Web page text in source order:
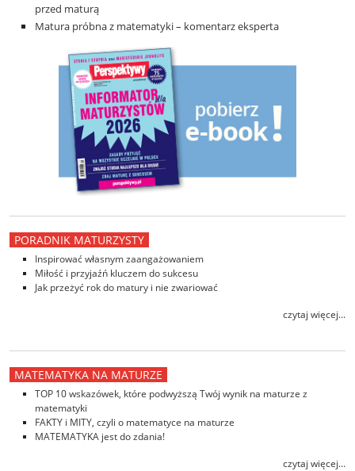
przed maturą
Matura próbna z matematyki – komentarz eksperta
PORADNIK MATURZYSTY
Inspirować własnym zaangażowaniem
Miłość i przyjaźń kluczem do sukcesu
Jak przeżyć rok do matury i nie zwariować
czytaj więcej...
MATEMATYKA NA MATURZE
TOP 10 wskazówek, które podwyższą Twój wynik na maturze z
matematyki
FAKTY i MITY, czyli o matematyce na maturze
MATEMATYKA jest do zdania!
czytaj więcej...